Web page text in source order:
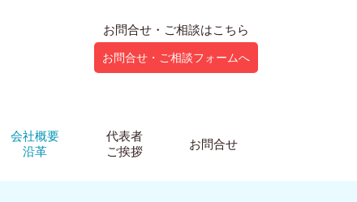
お問合せ・ご相談はこちら
お問合せ・ご相談フォームへ
会社概要
沿革
代表者
ご挨拶
お問合せ